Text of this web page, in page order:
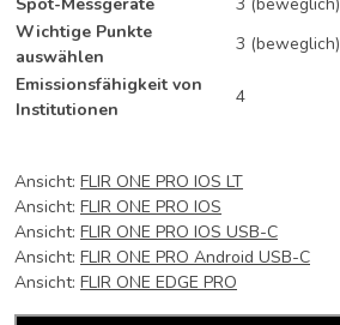
Wichtige Punkte
auswählen
3 (beweglich)
Emissionsfähigkeit von
Institutionen
4
Ansicht: FLIR ONE PRO IOS LT
Ansicht: FLIR ONE PRO IOS
Ansicht: FLIR ONE PRO IOS USB-C
Ansicht: FLIR ONE PRO Android USB-C
Ansicht: FLIR ONE EDGE PRO